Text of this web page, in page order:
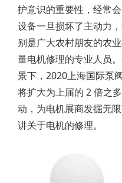
护意识的重要性，经常
设备一旦损坏了主动力
别是广大农村朋友的农
量电机修理的专业人员
景下，2020上海国际泵
将扩大为上届的 2 倍之
动，为电机展商发掘无
讲关于电机的修理。